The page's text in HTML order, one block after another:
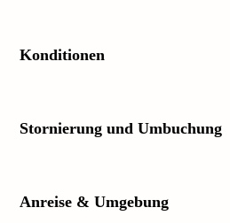
Konditionen
Stornierung und Umbuchung
Anreise & Umgebung